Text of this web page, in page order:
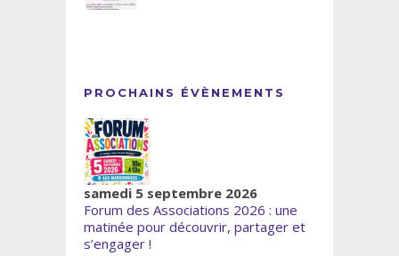
PROCHAINS ÉVÈNEMENTS
samedi 5 septembre 2026
Forum des Associations 2026 : une
matinée pour découvrir, partager et
s’engager !